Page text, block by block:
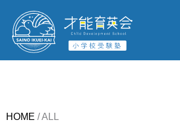
HOME /ALL